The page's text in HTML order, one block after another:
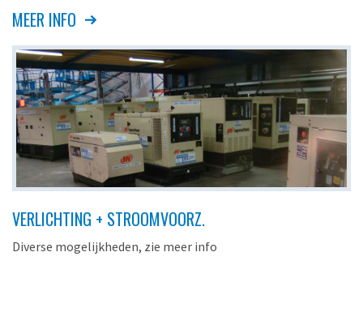
MEER INFO
VERLICHTING + STROOMVOORZ.
Diverse mogelijkheden, zie meer info